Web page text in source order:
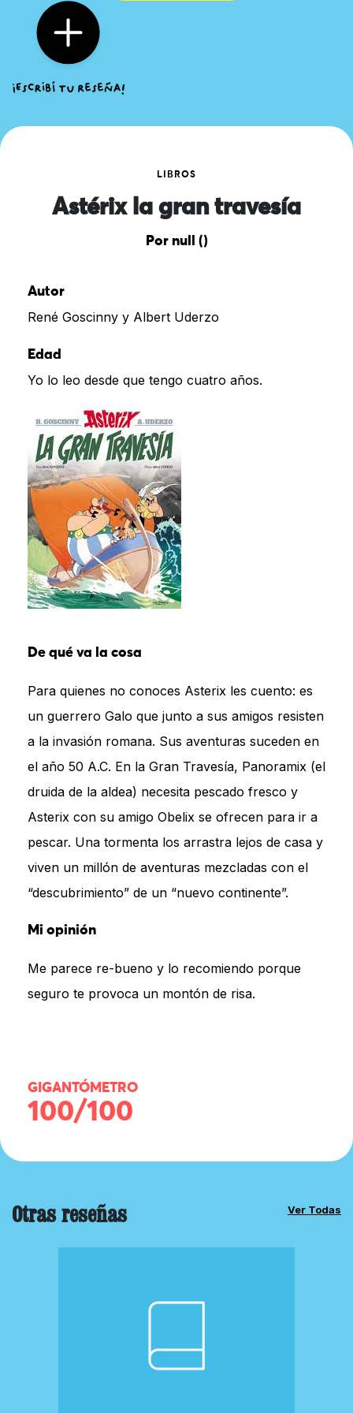
LIBROS
Astérix la gran travesía
Por null ()
Autor
René Goscinny y Albert Uderzo
Edad
Yo lo leo desde que tengo cuatro años.
De qué va la cosa
Para quienes no conoces Asterix les cuento: es
un guerrero Galo que junto a sus amigos resisten
a la invasión romana. Sus aventuras suceden en
el año 50 A.C. En la Gran Travesía, Panoramix (el
druida de la aldea) necesita pescado fresco y
Asterix con su amigo Obelix se ofrecen para ir a
pescar. Una tormenta los arrastra lejos de casa y
viven un millón de aventuras mezcladas con el
“descubrimiento” de un “nuevo continente”.
Mi opinión
Me parece re-bueno y lo recomiendo porque
seguro te provoca un montón de risa.
GIGANTÓMETRO
100/100
Otras reseñas Ver Todas